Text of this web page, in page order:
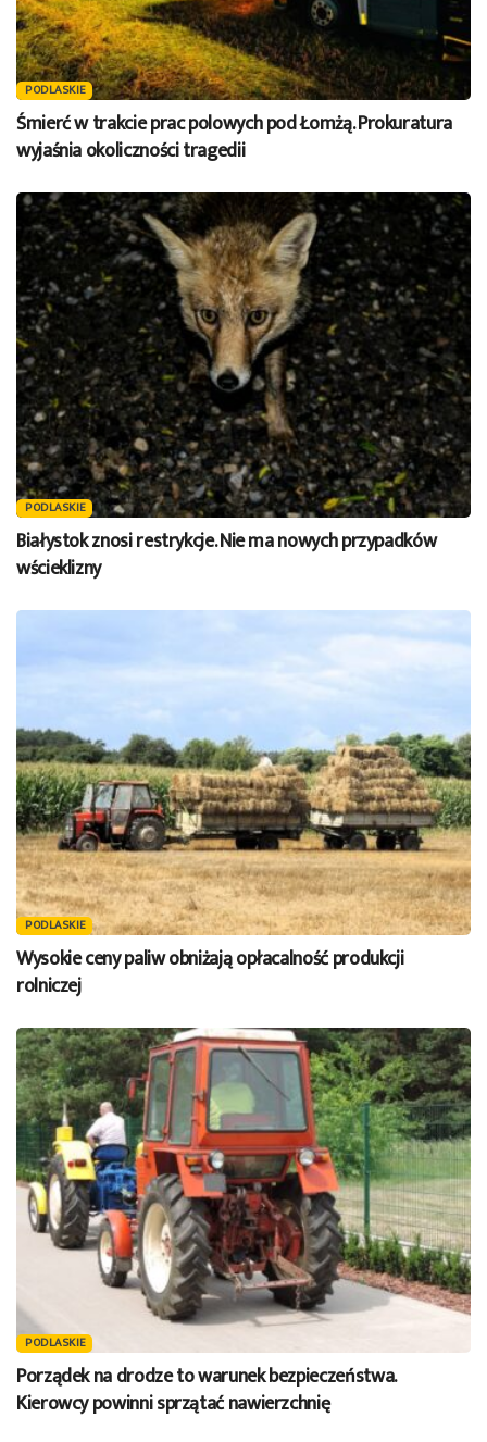
PODLASKIE
Śmierć w trakcie prac polowych pod Łomżą. Prokuratura
wyjaśnia okoliczności tragedii
PODLASKIE
Białystok znosi restrykcje. Nie ma nowych przypadków
wścieklizny
PODLASKIE
Wysokie ceny paliw obniżają opłacalność produkcji
rolniczej
PODLASKIE
Porządek na drodze to warunek bezpieczeństwa.
Kierowcy powinni sprzątać nawierzchnię